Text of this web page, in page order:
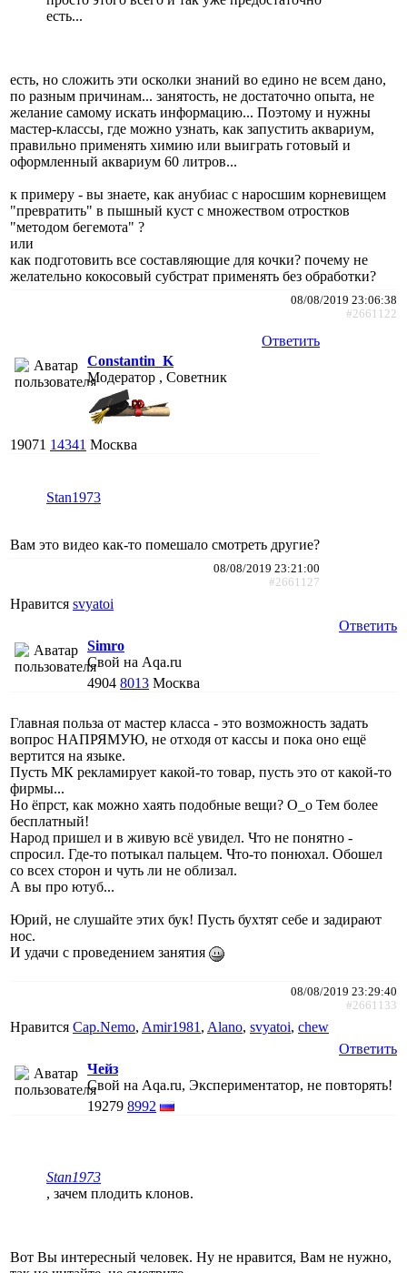
есть...
есть, но сложить эти осколки знаний во едино не всем дано,
по разным причинам... занятость, не достаточно опыта, не
желание самому искать информацию... Поэтому и нужны
мастер-классы, где можно узнать, как запустить аквариум,
правильно применять химию или выиграть готовый и
оформленный аквариум 60 литров...
к примеру - вы знаете, как анубиас с наросшим корневищем
"превратить" в пышный куст с множеством отростков
"методом бегемота" ?
или
как подготовить все составляющие для кочки? почему не
желательно кокосовый субстрат применять без обработки?
08/08/2019 23:06:38
#2661122
Ответить
Constantin_K
Модератор , Советник
19071 14341 Москва
Stan1973
Вам это видео как-то помешало смотреть другие?
08/08/2019 23:21:00
#2661127
Нравится svyatoi
Ответить
Simro
Свой на Aqa.ru
4904 8013 Москва
Главная польза от мастер класса - это возможность задать
вопрос НАПРЯМУЮ, не отходя от кассы и пока оно ещё
вертится на языке.
Пусть МК рекламирует какой-то товар, пусть это от какой-то
фирмы...
Но ёпрст, как можно хаять подобные вещи? О_о Тем более
бесплатный!
Народ пришел и в живую всё увидел. Что не понятно -
спросил. Где-то потыкал пальцем. Что-то понюхал. Обошел
со всех сторон и чуть ли не облизал.
А вы про ютуб...
Юрий, не слушайте этих бук! Пусть бухтят себе и задирают
нос.
И удачи с проведением занятия
08/08/2019 23:29:40
#2661133
Нравится Cap.Nemo, Amir1981 , Alano, svyatoi, chew
Ответить
Чейз
Свой на Aqa.ru, Экспериментатор, не повторять!
19279 8992
Stan1973
, зачем плодить клонов.
Вот Вы интересный человек. Ну не нравится, Вам не нужно,